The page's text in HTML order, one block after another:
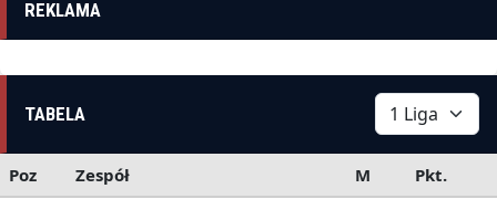
REKLAMA
TABELA
Poz Zespół M Pkt.